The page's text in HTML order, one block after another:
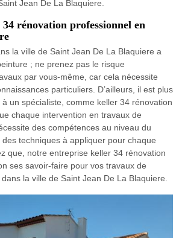
Jean De La Blaquiere.
rénovation professionnel en
la ville de Saint Jean De La Blaquiere a
; ne prenez pas le risque
par vous-même, car cela nécessite
particuliers. D’ailleurs, il est plus
un spécialiste, comme keller 34 rénovation
chaque intervention en travaux de
des compétences au niveau du
techniques à appliquer pour chaque
que, notre entreprise keller 34 rénovation
ses savoir-faire pour vos travaux de
la ville de Saint Jean De La Blaquiere.